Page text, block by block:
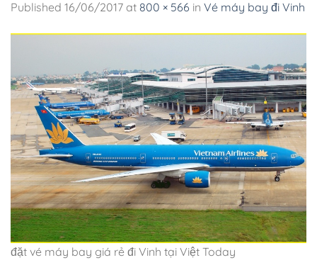
Published 16/06/2017 at 800 × 566 in Vé máy bay đi Vinh
đặt vé máy bay giá rẻ đi Vinh tại Việt Today